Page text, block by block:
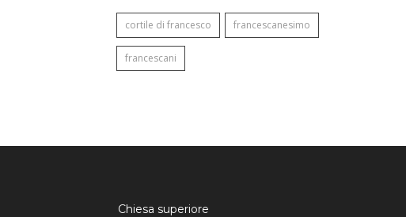
cortile di francesco francescanesimo
francescani
Chiesa superiore